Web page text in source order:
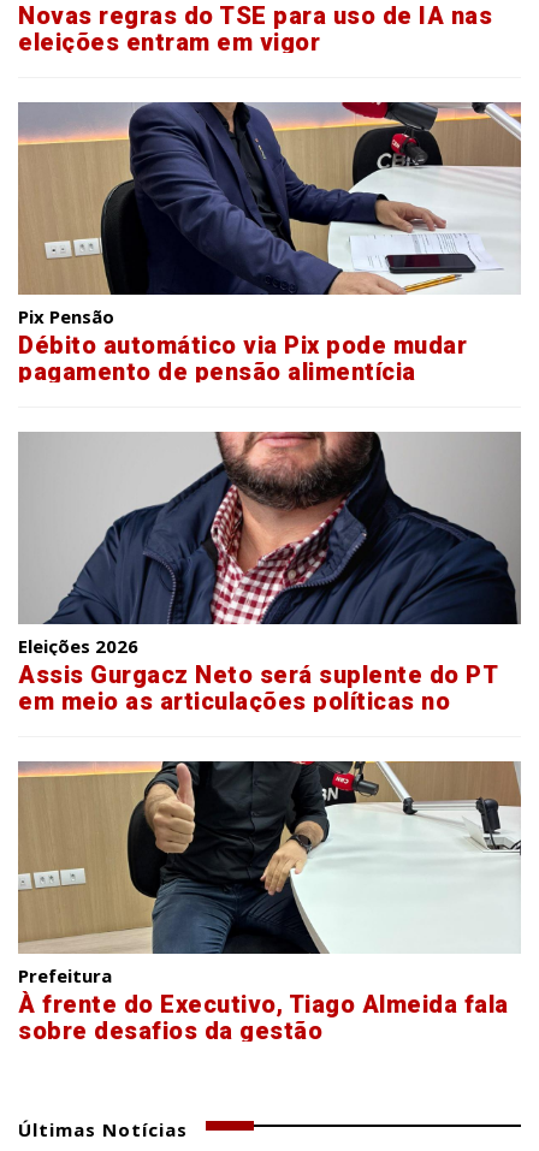
Novas regras do TSE para uso de IA nas
eleições entram em vigor
Pix Pensão
Débito automático via Pix pode mudar
pagamento de pensão alimentícia
Eleições 2026
Assis Gurgacz Neto será suplente do PT
em meio as articulações políticas no
Prefeitura
À frente do Executivo, Tiago Almeida fala
sobre desafios da gestão
Últimas Notícias